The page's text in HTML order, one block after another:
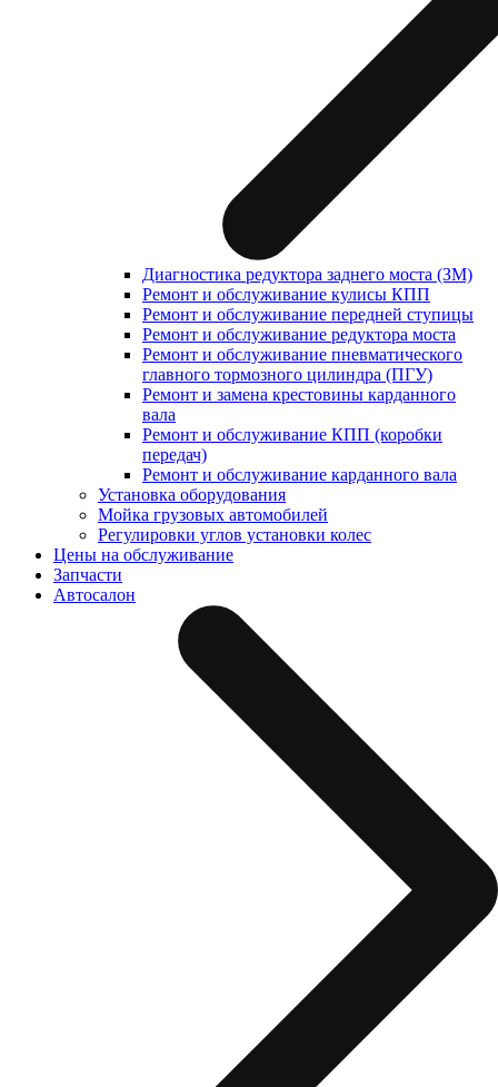
Диагностика редуктора заднего моста (ЗМ)
Ремонт и обслуживание кулисы КПП
Ремонт и обслуживание передней ступицы
Ремонт и обслуживание редуктора моста
Ремонт и обслуживание пневматического
главного тормозного цилиндра (ПГУ)
Ремонт и замена крестовины карданного
вала
Ремонт и обслуживание КПП (коробки
передач)
Ремонт и обслуживание карданного вала
Установка оборудования
Мойка грузовых автомобилей
Регулировки углов установки колес
Цены на обслуживание
Запчасти
Автосалон